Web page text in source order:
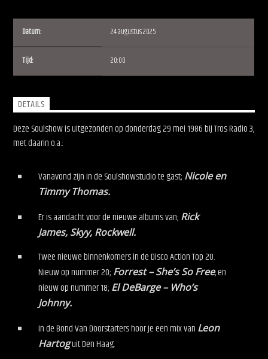
Datum: 24 augustus 2025
Tijd: 20:00
DETAILS
Deze Soulshow is uitgezonden op donderdag 29 mei 1986 bij Tros Radio 3,
met daarin o.a.:
Vanavond zijn in de Soulshowstudio te gast; Nicole en
Timmy Thomas.
Er is aandacht voor de nieuwe albums van; Rick
James, Skyy, Rockwell.
Twee nieuwe binnenkomers in de Disco Action Top 20.
Nieuw op nummer 20; Forrest – She’s So Free, en
nieuw op nummer 18; El DeBarge – Who’s
Johnny.
In de Bond Van Doorstarters hoor je een mix van Leon
Hartoguit Den Haag.